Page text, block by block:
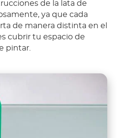
de la lata de
ya que cada
de manera distinta en el
cubrir tu espacio de
pintar.